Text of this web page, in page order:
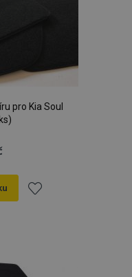
pro Kia Soul
oblíbeným